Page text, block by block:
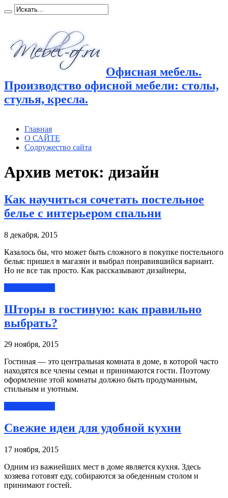
Офисная мебель.
Производство офисной мебели: столы,
стулья, кресла.
Главная
О САЙТЕ
Содружество сайта
Архив меток: дизайн
Как научиться сочетать постельное
белье с интерьером спальни
8 декабря, 2015
Казалось бы, что может быть сложного в покупке постельного
белья: пришел в магазин и выбрал понравившийся вариант.
Но не все так просто. Как рассказывают дизайнеры,
Шторы в гостиную: как правильно
выбрать?
29 ноября, 2015
Гостиная — это центральная комната в доме, в которой часто
находятся все члены семьи и принимаются гости. Поэтому
оформление этой комнаты должно быть продуманным,
стильным и уютным.
Свежие идеи для удобной кухни
17 ноября, 2015
Одним из важнейших мест в доме является кухня. Здесь
хозяева готовят еду, собираются за обеденным столом и
принимают гостей.